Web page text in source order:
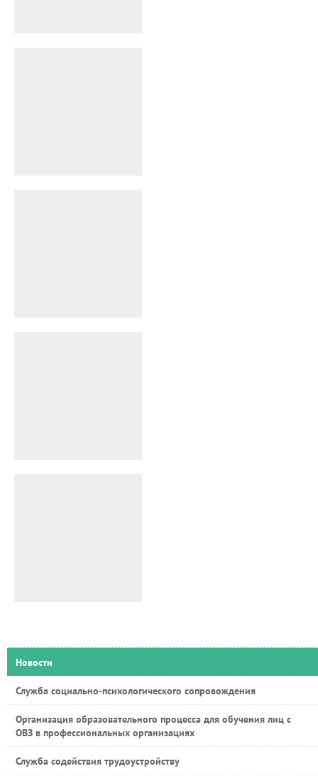
Новости
Служба социально-психологического сопровождения
Организация образовательного процесса для обучения лиц с
ОВЗ в профессиональных организациях
Служба содействия трудоустройству